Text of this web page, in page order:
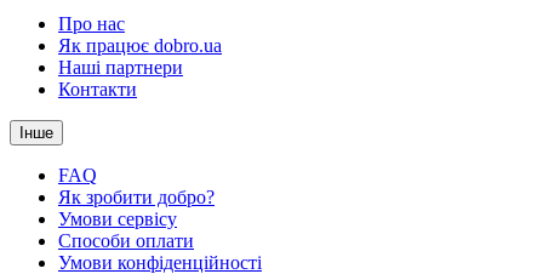
Про нас
Як працює dobro.ua
Наші партнери
Контакти
Інше
FAQ
Як зробити добро?
Умови сервісу
Способи оплати
Умови конфіденційності